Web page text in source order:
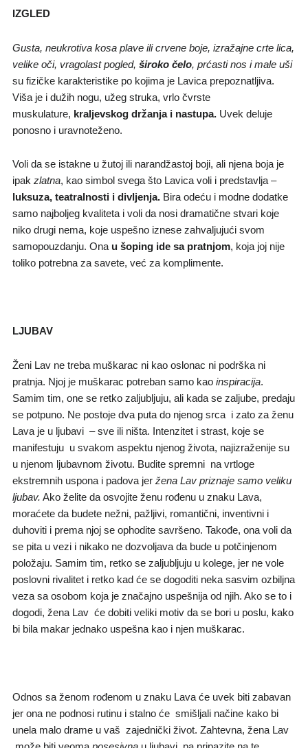
IZGLED
Gusta, neukrotiva kosa plave ili crvene boje, izražajne crte lica,
velike oči, vragolastpogled, široko čelo, prćasti nos i male uši
su fizičke karakteristike po kojima je Lavica prepoznatljiva.
Viša je i dužih nogu, užeg struka, vrlo čvrste
muskulature, kraljevskog držanja i nastupa.Uvek deluje
ponosno i uravnoteženo.
Voli da se istakne u žutoj ili narandžastoj boji, ali njena boja je
ipak zlatna, kao simbol svega što Lavica voli i predstavlja –
luksuza, teatralnosti idivljenja. Bira odeću i modne dodatke
samo najboljeg kvaliteta i voli da nosi dramatične stvari koje
niko drugi nema, koje uspešno iznese zahvaljujući svom
samopouzdanju. Ona u šoping ide sa pratnjom, koja joj nije
toliko potrebna za savete, već za komplimente.
LJUBAV
Ženi Lav ne treba muškarac ni kao oslonac ni podrška ni
pratnja. Njoj je muškarac potreban samo kao inspiracija.
Samim tim, one se retko zaljubljuju, ali kada se zaljube, predaju
se potpuno. Ne postoje dva puta do njenog srca i zato za ženu
Lava je u ljubavi – sve ili ništa. Intenzitet i strast, koje se
manifestuju u svakom aspektu njenog života, najizraženije su
u njenom ljubavnom životu. Budite spremni na vrtloge
ekstremnih uspona i padova jer žena Lav priznaje samo veliku
ljubav. Ako želite da osvojite ženu rođenu u znaku Lava,
moraćete da budete nežni, pažljivi, romantični, inventivni i
duhoviti i prema njoj se ophodite savršeno. Takođe, ona voli da
se pita u vezi i nikako ne dozvoljava da bude u potčinjenom
položaju. Samim tim, retko se zaljubljuju u kolege, jer ne vole
poslovni rivalitet i retko kad će se dogoditi neka sasvim ozbiljna
veza sa osobom koja je značajno uspešnija od njih. Ako se to i
dogodi, žena Lav će dobiti veliki motiv da se bori u poslu, kako
bi bila makar jednako uspešna kao i njen muškarac.
Odnos sa ženom rođenom u znaku Lava će uvek biti zabavan
jer ona ne podnosi rutinu i stalno će smišljali načine kako bi
unela malo drame u vaš zajednički život. Zahtevna, žena Lav